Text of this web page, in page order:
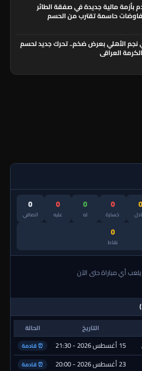
بأزمة مالية جديدة في صفقة الطائر
حاسمة تقترب من الحسم
نجم الأهلي بعرض ضخم.. تحرك جديد لحسم
العراقي
0
0
خسارة
0
له
0
عليه
0
الصافي
0
نقاط
أي مباراة حتى الآن
التاريخ
الحالة
15 أغسطس 2026 - 21:30 ⏰ قادمة
23 أغسطس 2026 - 20:00 ⏰ قادمة